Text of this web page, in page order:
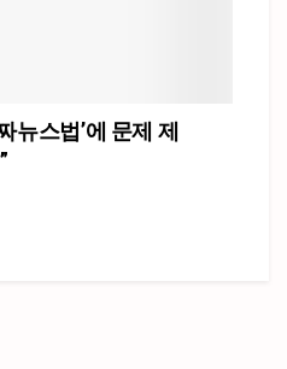
뉴스법’에 문제 제